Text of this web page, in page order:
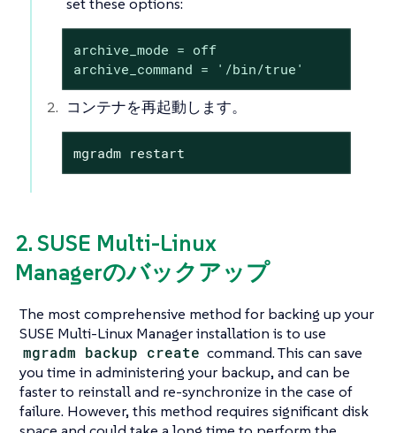
set these options:
archive_mode = off
archive_command = '/bin/true'
コンテナを再起動します。
mgradm restart
2. SUSE Multi-Linux
Managerのバックアップ
The most comprehensive method for backing up your
SUSE Multi-Linux Manager installation is to use
mgradm backup create command. This can save
you time in administering your backup, and can be
faster to reinstall and re-synchronize in the case of
failure. However, this method requires significant disk